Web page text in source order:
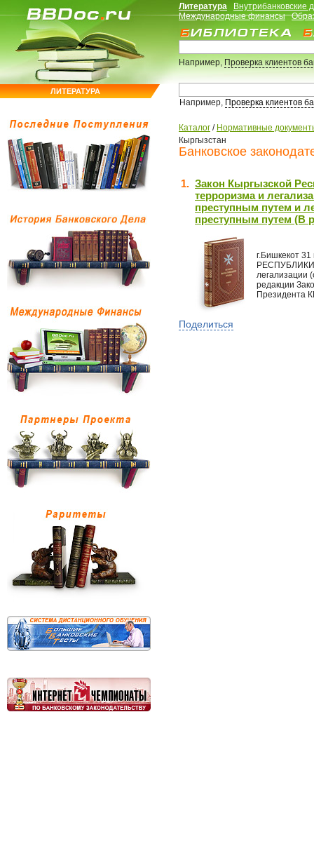
ЛИТЕРАТУРА
Литература
Внутрибанковские
Международные финансы
Например,Проверка клиентов
Например, Проверка клиентов
Каталог / Нормативные
Кыргызстан
Банковское
1. Закон Кыргызской
терроризма и
преступным путем и
преступным путем (В
г.Бишкекот
легализации
редакции
Президента
Поделиться